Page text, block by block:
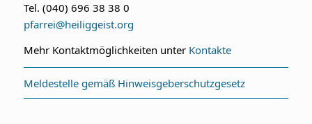
Tel. (040) 696 38 38 0
pfarrei@heiliggeist.org
Mehr Kontaktmöglichkeiten unter Kontakte
Meldestelle gemäß Hinweisgeberschutzgesetz